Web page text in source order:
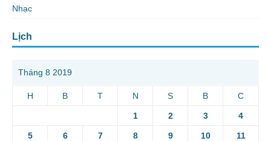
Nhạc
Lịch
Tháng 8 2019
H B T N S B C
1 2 3 4
5 6 7 8 9 10 11